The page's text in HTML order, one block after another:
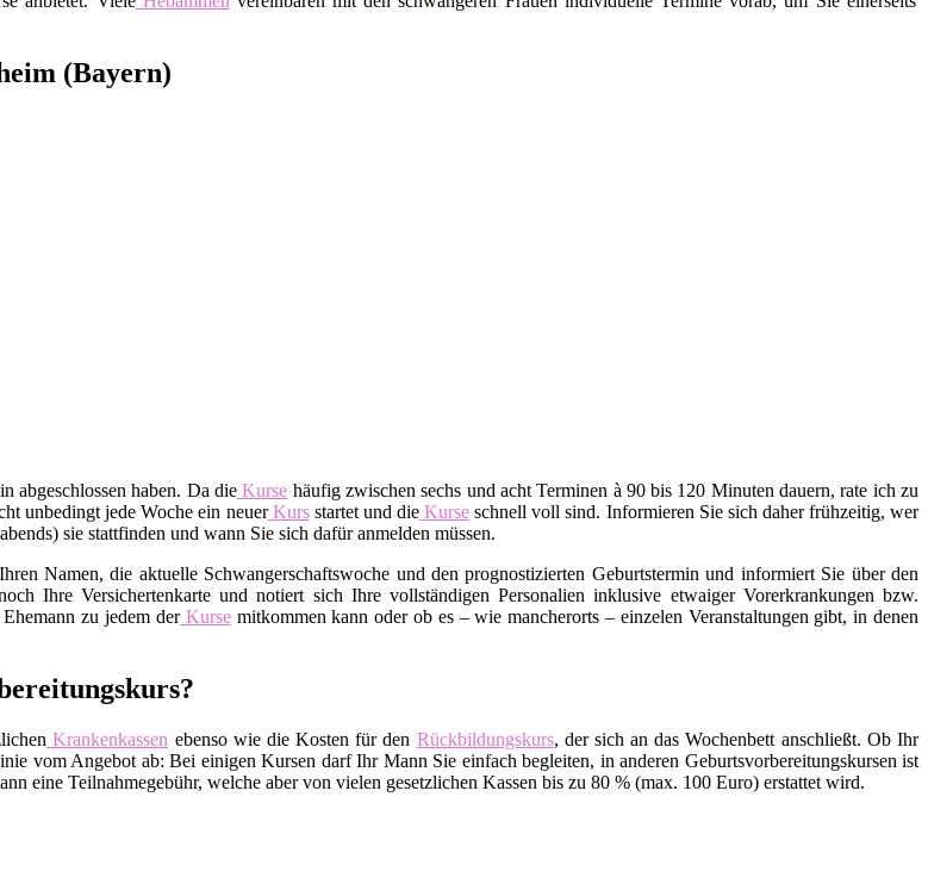
(Bayern)
abgeschlossen haben. Da die Kurse häufig zwischen sechs und acht Terminen à 90 bis 120 Minuten dauern, rate ich zu
unbedingt jede Woche ein neuerKursstartet und dieKurse schnell voll sind. Informieren Sie sich daher frühzeitig, wer
sie stattfinden und wann Sie sich dafür anmelden müssen.
Namen, die aktuelle Schwangerschaftswoche und den prognostizierten Geburtstermin und informiert Sie über den
Ihre Versichertenkarte und notiert sich Ihre vollständigen Personalien inklusive etwaiger Vorerkrankungen bzw.
zu jedem derKursemitkommen kann oder ob es – wie mancherorts – einzelen Veranstaltungen gibt, in denen
Krankenkassen ebenso wie die Kosten für den Rückbildungskurs, der sich an das Wochenbett anschließt. Ob Ihr
vom Angebot ab: Bei einigen Kursen darf Ihr Mann Sie einfach begleiten, in anderen Geburtsvorbereitungskursen ist
eine Teilnahmegebühr, welche aber von vielen gesetzlichen Kassen bis zu 80 % (max. 100 Euro) erstattet wird.